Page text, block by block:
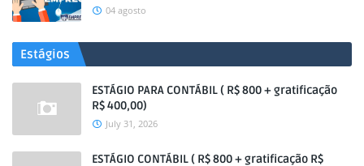
04 agosto
Estágios
ESTÁGIO PARA CONTÁBIL ( R$ 800 + gratificação
R$ 400,00)
July 31, 2026
ESTÁGIO CONTÁBIL ( R$ 800 + gratificação R$